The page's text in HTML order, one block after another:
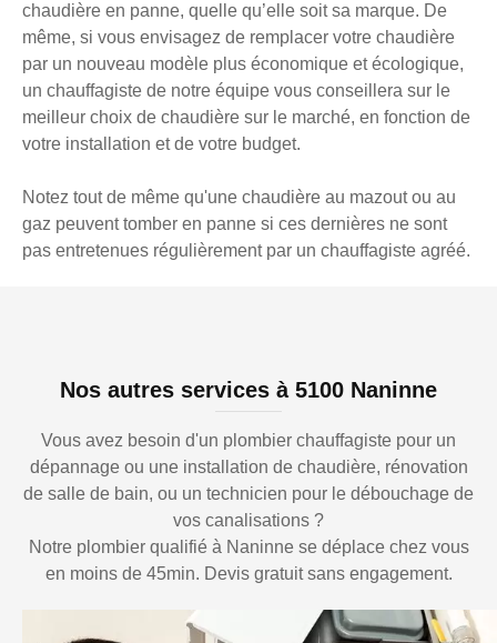
chaudière en panne, quelle qu’elle soit sa marque. De
même, si vous envisagez de remplacer votre chaudière
par un nouveau modèle plus économique et écologique,
un chauffagiste de notre équipe vous conseillera sur le
meilleur choix de chaudière sur le marché, en fonction de
votre installation et de votre budget.
Notez tout de même qu'une chaudière au mazout ou au
gaz peuvent tomber en panne si ces dernières ne sont
pas entretenues régulièrement par un chauffagiste agréé.
Nos autres services à 5100 Naninne
Vous avez besoin d'un plombier chauffagiste pour un
dépannage ou une installation de chaudière, rénovation
de salle de bain, ou un technicien pour le débouchage de
vos canalisations ?
Notre plombier qualifié à Naninne se déplace chez vous
en moins de 45min. Devis gratuit sans engagement.